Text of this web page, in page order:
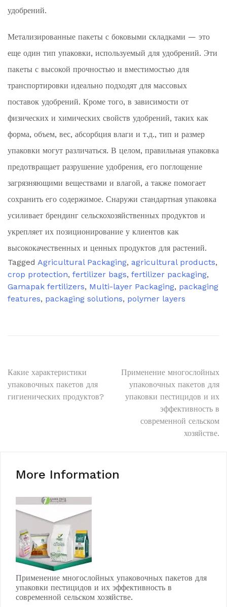
удобрений.
Метализированные пакеты с боковыми складками — это
еще один тип упаковки, используемый для удобрений. Эти
пакеты с высокой прочностью и вместимостью для
транспортировки идеально подходят для массовых
поставок удобрений. Кроме того, в зависимости от
физических и химических свойств удобрений, таких как
форма, объем, вес, абсорбция влаги и т.д., тип и размер
упаковки могут различаться. В целом, правильная упаковка
предотвращает разрушение удобрения, его поглощение
загрязняющими веществами и влагой, а также помогает
сохранить его содержимое. Снаружи стандартная упаковка
усиливает брендинг сельскохозяйственных продуктов и
укрепляет их позиционирование у клиентов как
высококачественных и ценных продуктов для растений.
Tagged Agricultural Packaging, agricultural products,
crop protection, fertilizer bags, fertilizer packaging,
Gamapak fertilizers, Multi-layer Packaging, packaging
features, packaging solutions, polymer layers
Post
navigation
Какие характеристики
упаковочных пакетов для
гигиенических продуктов?
Применение многослойных
упаковочных пакетов для
упаковки пестицидов и их
эффективность в
современной сельском
хозяйстве.
More Information
Применение многослойных упаковочных пакетов для
упаковки пестицидов и их эффективность в
современной сельском хозяйстве.